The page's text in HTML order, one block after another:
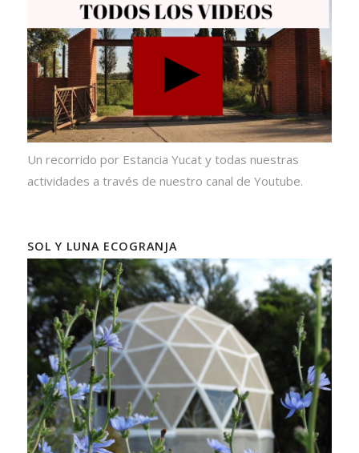
Un recorrido por Estancia Yucat y todas nuestras
actividades a través de nuestro canal de Youtube.
SOL Y LUNA ECOGRANJA